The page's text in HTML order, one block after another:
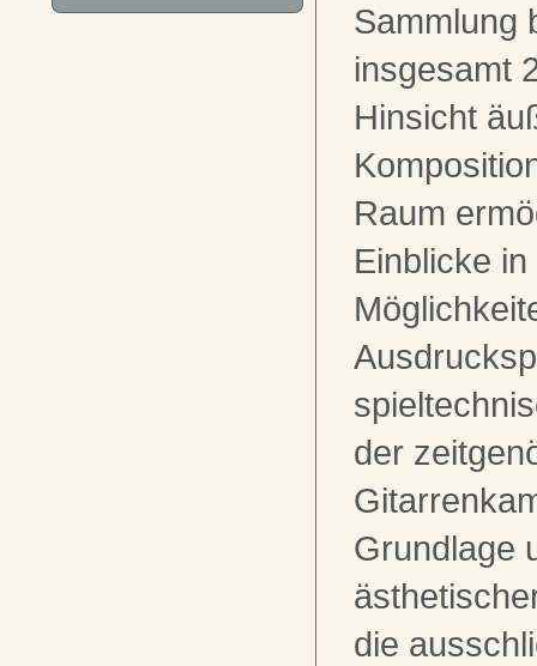
Sammlung
insgesamt
Hinsicht
Raum
Einblicke
der
Grundlage
die